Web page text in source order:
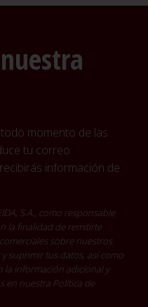
momento de las
tu correo
información de
S.A., como responsable
la finalidad de remitirte
sobre nuestros
suprimir tus datos, así como
la información adicional y
en nuestra Política de